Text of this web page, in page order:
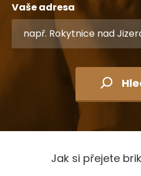
Vaše adresa
Jak si přejete